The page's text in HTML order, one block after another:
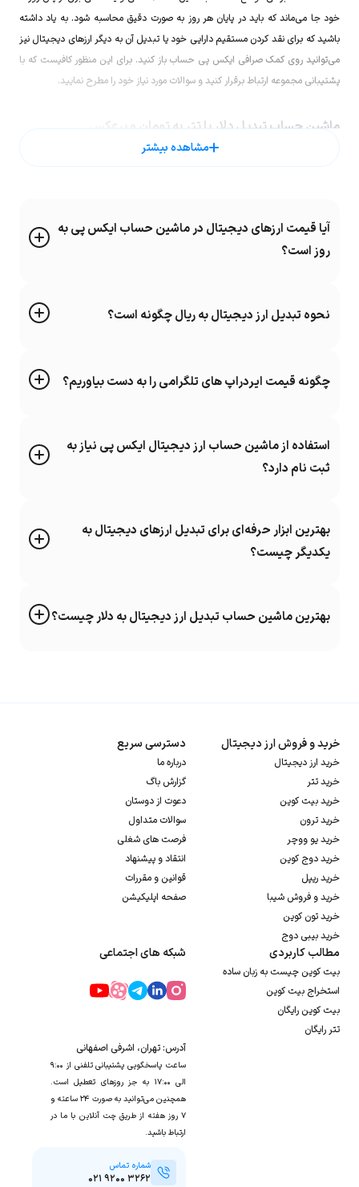
خود جا می‌ماند که باید در پایان هر روز به صورت دقیق محاسبه شود. به یاد داشته
باشید که برای نقد کردن مستقیم دارایی خود یا تبدیل آن به دیگر ارزهای دیجیتال نیز
می‌توانید روی کمک صرافی ایکس پی حساب باز کنید. برای این منظور کافیست که با
پشتیبانی مجموعه ارتباط برقرار کنید و سوالات مورد نیاز خود را مطرح نمایید.
ماشین حساب تبدیل دلار یا تتر به تومان و برعکس
کنید. نکته بسیار جذاب و کاربردی صرافی ارز دیجیتال ایکس پی برداشت انی دارایی
می‌‌باشد. به همین دلیل است که فریلنسرها و حتی سرمایه گذاران برای مشخص کردن
بسیار زیادی برخوردار است و باید کارمزد شبکه و همچنین قیمت لحظه ای دارایی به
درستی محاسبه شود.
ماشین حساب بیت کوین به تومان
صرافی محاسبه را انجام میدهد. دسته دیگر نرخ بیت کوین را بر اساس میانگین قیمت
صرافی‌های ارز دیجیتال و نرخ دلار را بر اساس دلار بازار آزاد محاسبه می‌کنند و یک
دقت کنید که هر ماشین حساب تبدیل بیت کوین به تومان یک حالت معکوس نیز
زمانی کهدانلود ماشین حساب ارز دیجیتالانجام می‌دهید حتما حالت خرید و فروش
است. در برخی موارد خاص تتر از دلار اندکی ارزانتر است که این موضوع نیز در ماشین
حساب ارز دیجیتال ایکس پی مدنظر قرار داده می‌شود. به یاد داشته باشید که هر
استیبل کوینی داخل بازار ارز دیجیتال یک اختلاف قیمت بسیار جزئی با دلار بازار آزاد
دارد که نوسان آن نیز بسیار محدود است.
مشاهده بیشتر
آیا قیمت ارزهای دیجیتال در ماشین حساب ایکس پی به
روز است؟
نحوه تبدیل ارز دیجیتال به ریال چگونه است؟
چگونه قیمت ایردراپ های تلگرامی را به دست بیاوریم؟
استفاده از ماشین حساب ارز دیجیتال ایکس پی نیاز به
ثبت نام دارد؟
بهترین ابزار حرفه‌ای برای تبدیل ارزهای دیجیتال به
یکدیگر چیست؟
بهترین ماشین حساب تبدیل ارز دیجیتال به دلار چیست؟
خرید و فروش ارز دیجیتال
خرید ارز دیجیتال
خرید تتر
خرید بیت کوین
خرید ترون
خرید یو ووچر
خرید دوج کوین
خرید ریپل
خرید و فروش شیبا
خرید تون کوین
خرید بیبی دوج
دسترسی سریع
درباره ما
گزارش باگ
دعوت از دوستان
سوالات متداول
فرصت های شغلی
انتقاد و پیشنهاد
قوانین و مقررات
صفحه اپلیکیشن
مطالب کاربردی
بیت کوین چیست به زبان ساده
استخراج بیت کوین
بیت کوین رایگان
تتر رایگان
شبکه های اجتماعی
آدرس: تهران، اشرفی اصفهانی
ساعت پاسخگویی پشتیبانی تلفنی از ۹:۰۰
الی ۱۷:۰۰ به جز روزهای تعطیل است.
همچنین می‌توانید به صورت ۲۴ ساعته و
۷ روز هفته از طریق چت آنلاین با ما در
ارتباط باشید.
شماره تماس
۰۲۱ ۹۲۰۰ ۳۲۶۲